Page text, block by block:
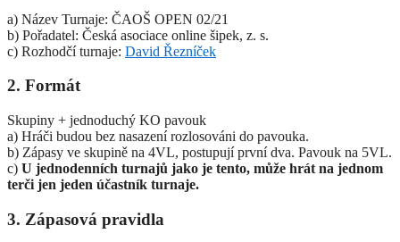
a) Název Turnaje: ČAOŠ OPEN 02/21
b) Pořadatel: Česká asociace online šipek, z. s.
c) Rozhodčí turnaje: David Řezníček
2. Formát
Skupiny + jednoduchý KO pavouk
a) Hráči budou bez nasazení rozlosováni do pavouka.
b) Zápasy ve skupině na 4VL, postupují první dva. Pavouk na 5VL.
c) U jednodenních turnajů jako je tento, může hrát na jednom
terči jen jeden účastník turnaje.
3. Zápasová pravidla